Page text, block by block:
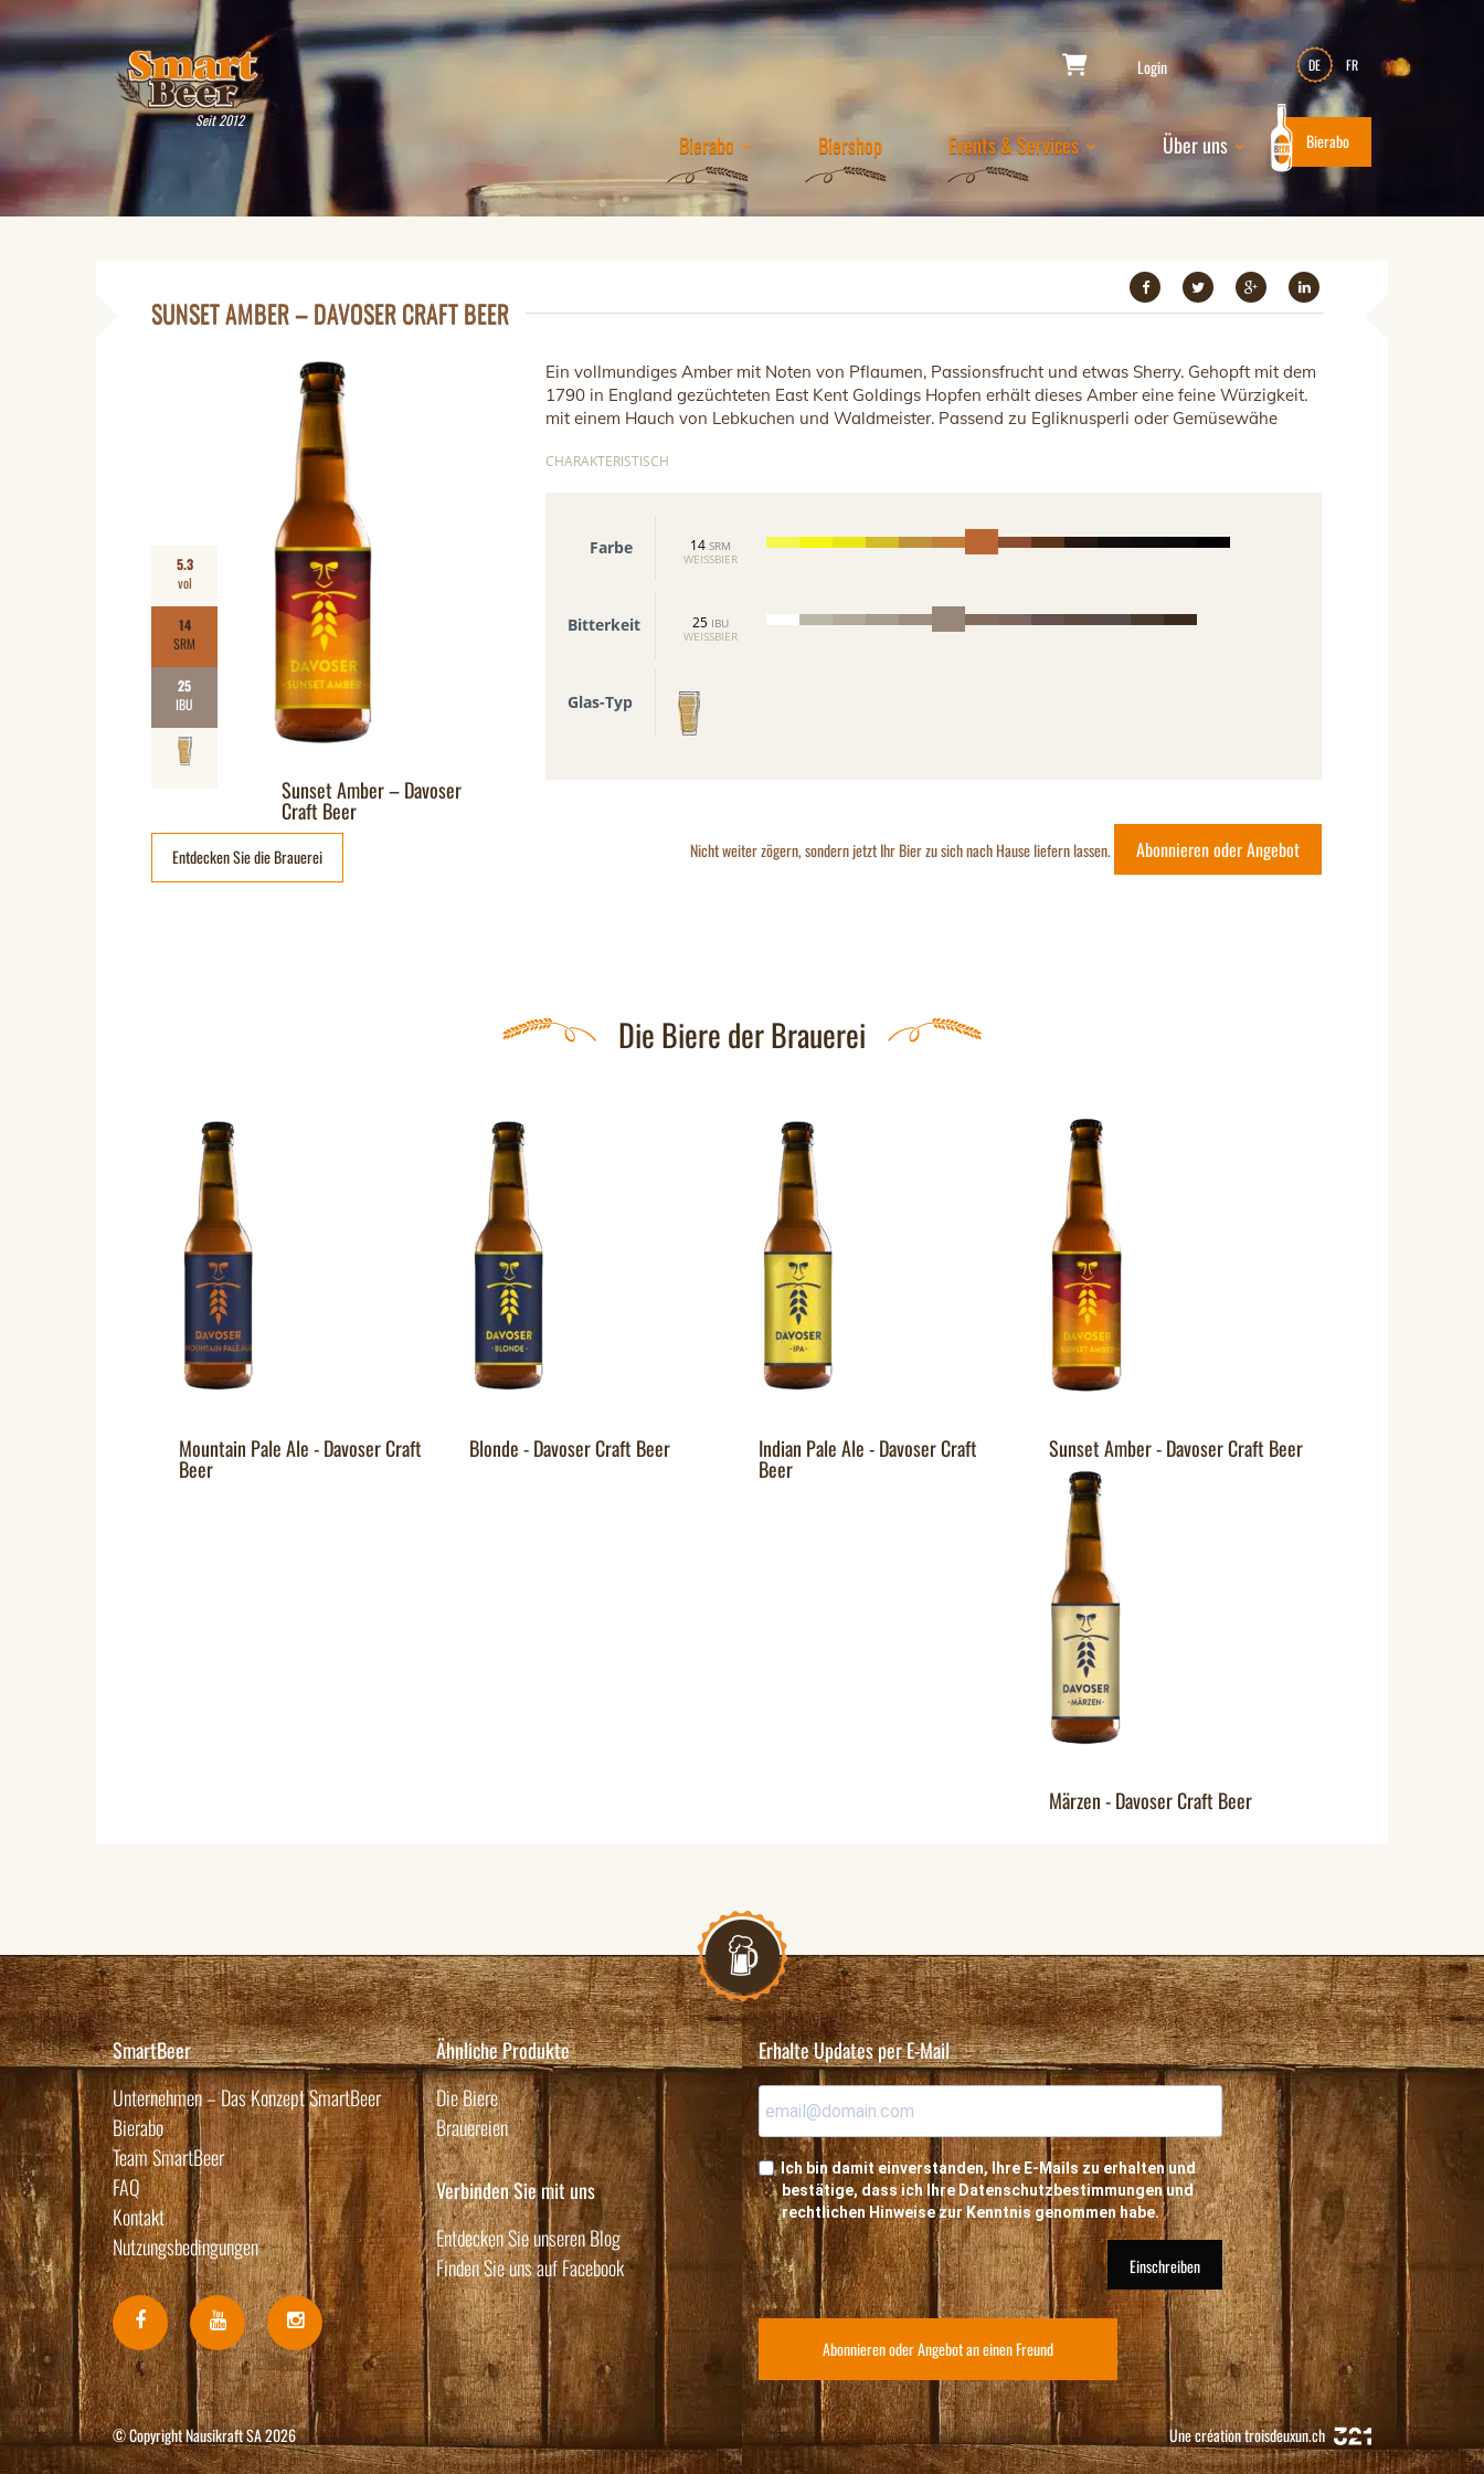
Seit 2012
Login DE FR
Bierabo Biershop Events & Services Über uns Bierabo
SUNSET AMBER – DAVOSER CRAFT BEER
Sunset Amber – Davoser
Craft Beer
5.3
vol
14
SRM
25
IBU
Entdecken Sie die Brauerei
Ein vollmundiges Amber mit Noten von Pflaumen, Passionsfrucht und etwas Sherry. Gehopft mit dem
1790 in England gezüchteten East Kent Goldings Hopfen erhält dieses Amber eine feine Würzigkeit.
mit einem Hauch von Lebkuchen und Waldmeister. Passend zu Egliknusperli oder Gemüsewähe
CHARAKTERISTISCH
Farbe 14SRM
WEISSBIER
Bitterkeit 25 IBU
WEISSBIER
Glas-Typ
Nicht weiter zögern, sondern jetzt Ihr Bier zu sich nach Hause liefern lassen. Abonnieren oder Angebot
Die Biere der Brauerei
Mountain Pale Ale - Davoser Craft
Beer
Blonde - Davoser Craft Beer Indian Pale Ale - Davoser Craft
Beer
Sunset Amber - Davoser Craft Beer
Märzen - Davoser Craft Beer
SmartBeer
Unternehmen – Das Konzept SmartBeer
Bierabo
Team SmartBeer
FAQ
Kontakt
Nutzungsbedingungen
Ähnliche Produkte
Die Biere
Brauereien
Verbinden Sie mit uns
Entdecken Sie unseren Blog
Finden Sie uns auf Facebook
Erhalte Updates per E-Mail
Ich bin damit einverstanden, Ihre E-Mails zu erhalten und
bestätige, dass ich Ihre Datenschutzbestimmungen und
rechtlichen Hinweise zur Kenntnis genommen habe.
Einschreiben
Abonnieren oder Angebot an einen Freund
© Copyright Nausikraft SA 2026 Une créationtroisdeuxun.ch